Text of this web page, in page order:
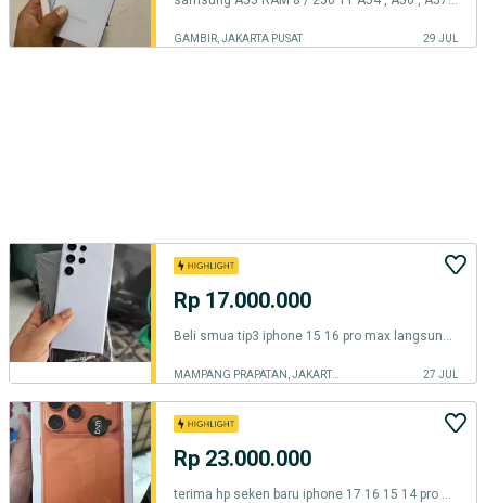
GAMBIR, JAKARTA PUSAT 29 JUL
Rp 17.000.000
MAMPANG PRAPATAN, JAKARTA SELATAN 27 JUL
Rp 23.000.000